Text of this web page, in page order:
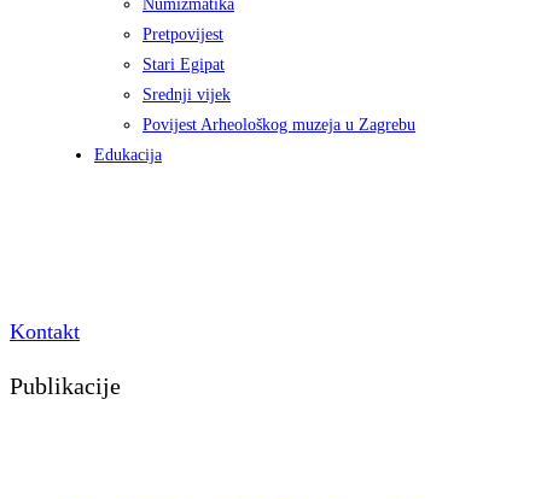
Numizmatika
Pretpovijest
Stari Egipat
Srednji vijek
Povijest Arheološkog muzeja u Zagrebu
Edukacija
Kontakt
Publikacije